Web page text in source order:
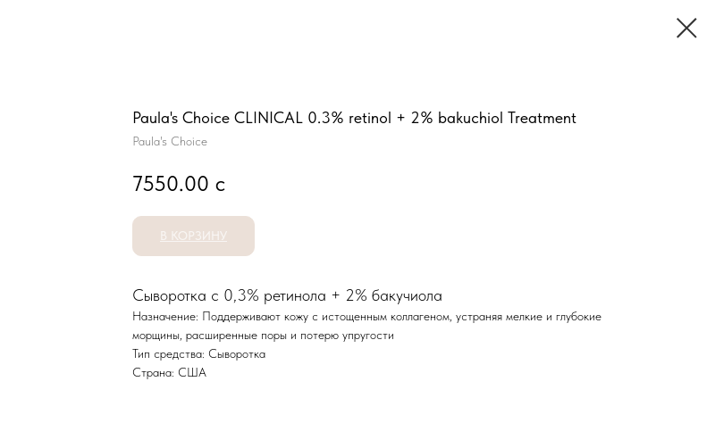
Paula's Choice CLINICAL 0.3% retinol + 2% bakuchiol Treatment
Paula's Choice
7550.00 с
В КОРЗИНУ
Сыворотка с 0,3% ретинола + 2% бакучиола
Назначение: Поддерживают кожу с истощенным коллагеном, устраняя мелкие и глубокие
морщины, расширенные поры и потерю упругости
Тип средства: Сыворотка
Страна: США